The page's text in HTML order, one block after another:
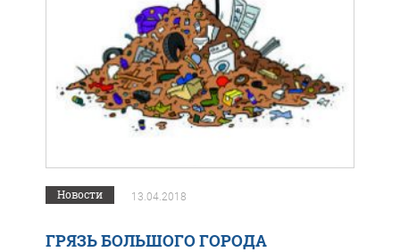
Новости 13.04.2018
ГРЯЗЬ БОЛЬШОГО ГОРОДА